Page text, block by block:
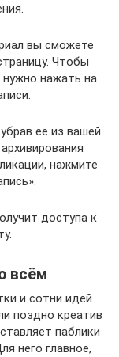
вы сможете
Чтобы
нужно нажать на
ее из вашей
нажмите
доступа к
всём
и сотни идей
поздно креатив
паблики
него главное,